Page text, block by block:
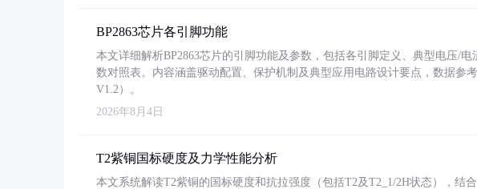
BP2863芯片各引脚功能
本文详细解析BP2863芯片的引脚功能及参数，包括各引脚定义、典型电压/
数对照表。内容涵盖驱动配置、保护机制及典型应用电路设计要点，数据参
V1.2）。
2026年8月4日
T2紫铜国标硬度及力学性能分析
本文系统解读T2紫铜的国标硬度和抗拉强度（包括T2及T2_1/2H状态），结